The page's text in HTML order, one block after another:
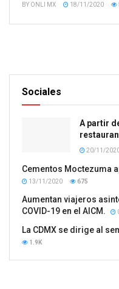
BY ONLI MX 18/11/2020
Sociales
A partir
20/11/
Cementos Moctezuma
13/11/2020 675
Aumentan viajeros
COVID-19 en el AICM.
La CDMX se dirige al
1.9K